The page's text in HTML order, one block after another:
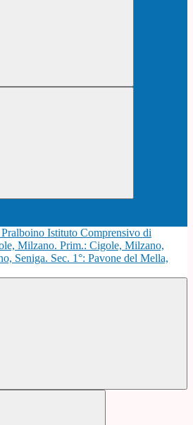
Istituto Comprensivo di
Milzano. Prim.: Cigole, Milzano,
Seniga. Sec. 1°: Pavone del Mella,